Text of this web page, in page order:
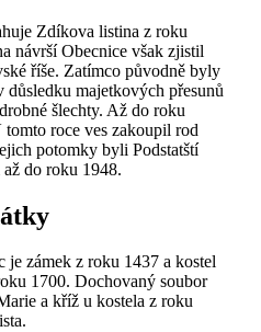
Zdíkova listina z roku
návrší Obecnice však zjistil
říše. Zatímco původně byly
majetkových přesunů
šlechty. Až do roku
roce ves zakoupil rod
potomky byli Podstatští
do roku 1948.
zámek z roku 1437 a kostel
1700. Dochovaný soubor
a kříž u kostela z roku